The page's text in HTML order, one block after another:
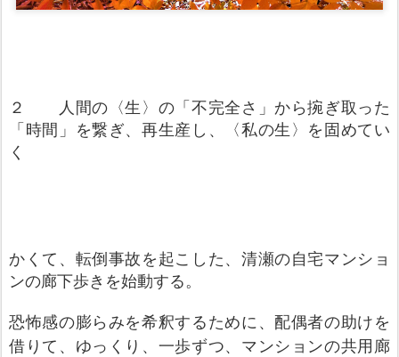
２ 人間の〈生〉の「不完全さ」から捥ぎ取った
「時間」を繋ぎ、再生産し、〈私の生〉を固めてい
く
かくて、転倒事故を起こした、清瀬の自宅マンショ
ンの廊下歩きを始動する。
恐怖感の膨らみを希釈するために、配偶者の助けを
借りて、ゆっくり、一歩ずつ、マンションの共用廊